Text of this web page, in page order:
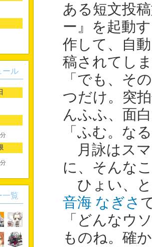
ある短文投
ー』を起動
作して、自
稿されてし
「でも、そ
つだけ。突
んふふ、面
「ふむ。な
月詠はスマ
に、そんな
ひょい、と
音海 なぎさ
「どんなウ
ものね。確
ール
一覧